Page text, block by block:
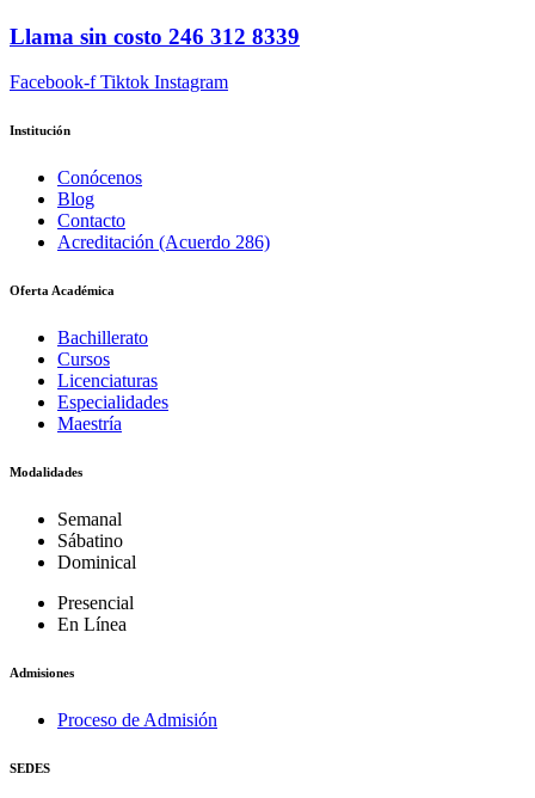
Llama sin costo 246 312 8339
Facebook-f Tiktok Instagram
Institución
Conócenos
Blog
Contacto
Acreditación (Acuerdo 286)
Oferta Académica
Bachillerato
Cursos
Licenciaturas
Especialidades
Maestría
Modalidades
Semanal
Sábatino
Dominical
Presencial
En Línea
Admisiones
Proceso de Admisión
SEDES